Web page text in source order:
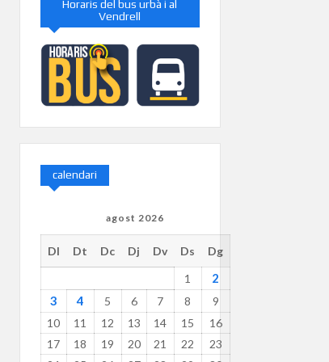
Horaris del bus urbà i al
Vendrell
calendari
agost 2026
Dl Dt Dc Dj Dv Ds
Dg
1
2
3
4 5 6 7 8
9
10
11 12 13 14 15
16
17
18 19 20 21 22
23